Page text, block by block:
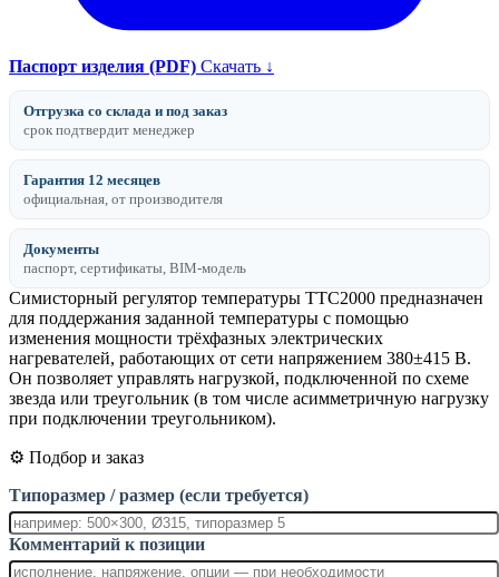
Паспорт изделия (PDF) Скачать ↓
Отгрузка со склада и под заказ
срок подтвердит менеджер
Гарантия 12 месяцев
официальная, от производителя
Документы
паспорт, сертификаты, BIM-модель
Симисторный регулятор температуры ТТС2000 предназначен
для поддержания заданной температуры с помощью
изменения мощности трёхфазных электрических
нагревателей, работающих от сети напряжением 380±415 В.
Он позволяет управлять нагрузкой, подключенной по схеме
звезда или треугольник (в том числе асимметричную нагрузку
при подключении треугольником).
⚙️ Подбор и заказ
Типоразмер / размер (если требуется)
Комментарий к позиции